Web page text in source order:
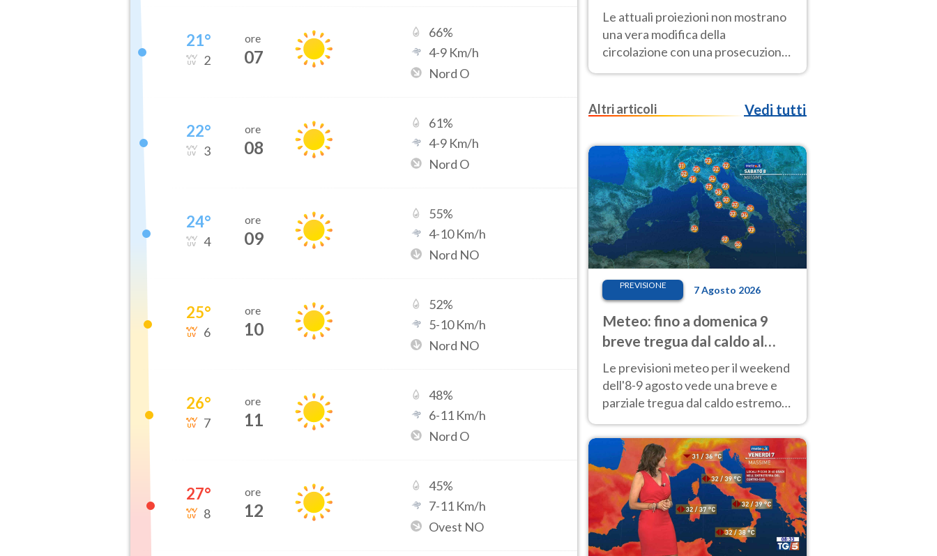
21°
2
ore
07
66%
4-9 Km/h
Nord O
22°
3
ore
08
61%
4-9 Km/h
Nord O
24°
4
ore
09
55%
4-10Km/h
Nord NO
25°
6
ore
10
52%
5-10Km/h
Nord NO
26°
7
ore
11
48%
6-11 Km/h
Nord O
27°
8
ore
12
45%
7-11 Km/h
Ovest NO
Le attuali proiezioni non mostrano
una vera modifica della
circolazione con una prosecuzione
del caldo fuori scala per molti
Ferragosto
Altri articoli Vedi tutti
PREVISIONE 7 Agosto 2026
Meteo: fino a domenica 9
breve tregua dal caldo al
Nord! Altrove calura e afa
Le previsioni meteo per il weekend
dell'8-9 agosto vede una breve e
parziale tregua dal caldo estremo
40 gradi.